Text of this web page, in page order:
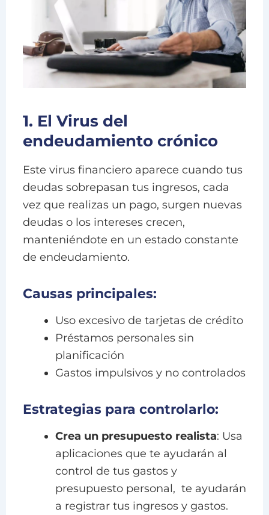
1. El Virus del
endeudamiento crónico
Este virus financiero aparece cuando tus
deudas sobrepasan tus ingresos, cada
vez que realizas un pago, surgen nuevas
deudas o los intereses crecen,
manteniéndote en un estado constante
de endeudamiento.
Causas principales:
Uso excesivo de tarjetas de crédito
Préstamos personales sin
planificación
Gastos impulsivos y no controlados
Estrategias para controlarlo:
Crea un presupuesto realista: Usa
aplicaciones que te ayudarán al
control de tus gastos y
presupuesto personal, te ayudarán
a registrar tus ingresos y gastos.